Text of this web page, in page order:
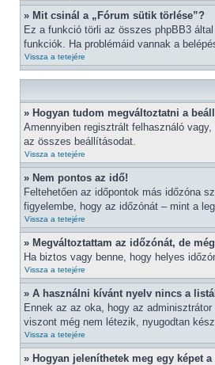
» Mit csinál a „Fórum sütik törlése”?
Ez a funkció törli az összes phpBB3
funkciók. Ha problémáid vannak a
Vissza a tetejére
» Hogyan tudom megváltoztatni a
Amennyiben regisztrált felhasználó
az összes beállításodat.
Vissza a tetejére
» Nem pontos az idő!
Feltehetően az időpontok más időzóna
figyelembe, hogy az időzónát – mint a
Vissza a tetejére
» Megváltoztattam az időzónát, de
Ha biztos vagy benne, hogy helyes
Vissza a tetejére
» A használni kívánt nyelv nincs a
Ennek az az oka, hogy az
viszont még nem létezik, nyugodtan
Vissza a tetejére
» Hogyan jeleníthetek meg egy képet